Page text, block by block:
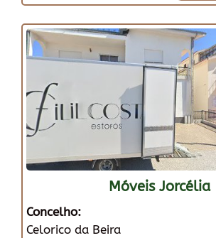
Móveis Jorcélia
Concelho:
Celorico da Beira